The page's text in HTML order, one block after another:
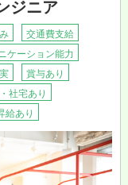
ジニア
交通費支給
ケーション能力
賞与あり
社宅あり
給あり